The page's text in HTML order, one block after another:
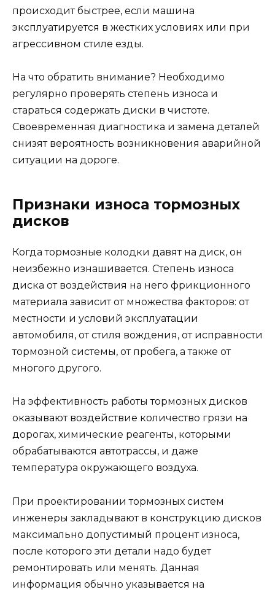
происходит быстрее, если машина
эксплуатируется в жестких условиях или при
агрессивном стиле езды.
На что обратить внимание? Необходимо
регулярно проверять степень износа и
стараться содержать диски в чистоте.
Своевременная диагностика и замена деталей
снизят вероятность возникновения аварийной
ситуации на дороге.
Признаки износа тормозных
дисков
Когда тормозные колодки давят на диск, он
неизбежно изнашивается. Степень износа
диска от воздействия на него фрикционного
материала зависит от множества факторов: от
местности и условий эксплуатации
автомобиля, от стиля вождения, от исправности
тормозной системы, от пробега, а также от
многого другого.
На эффективность работы тормозных дисков
оказывают воздействие количество грязи на
дорогах, химические реагенты, которыми
обрабатываются автотрассы, и даже
температура окружающего воздуха.
При проектировании тормозных систем
инженеры закладывают в конструкцию дисков
максимально допустимый процент износа,
после которого эти детали надо будет
ремонтировать или менять. Данная
информация обычно указывается на